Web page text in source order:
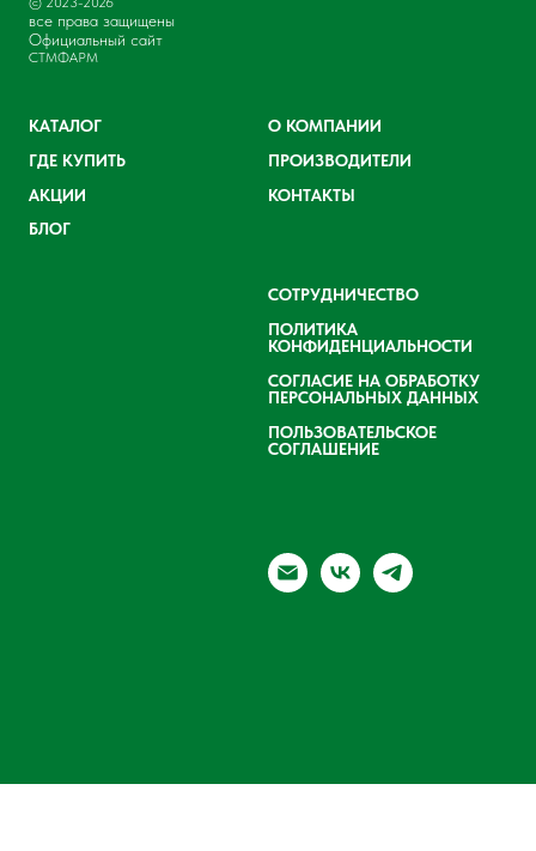
все права защищены
Официальный сайт
СТМФАРМ
КАТАЛОГ
ГДЕ КУПИТЬ
АКЦИИ
БЛОГ
О КОМПАНИИ
ПРОИЗВОДИТЕЛИ
КОНТАКТЫ
СОТРУДНИЧЕСТВО
ПОЛИТИКА
КОНФИДЕНЦИАЛЬНОСТИ
СОГЛАСИЕ НА ОБРАБОТКУ
ПЕРСОНАЛЬНЫХ ДАННЫХ
ПОЛЬЗОВАТЕЛЬСКОЕ
СОГЛАШЕНИЕ